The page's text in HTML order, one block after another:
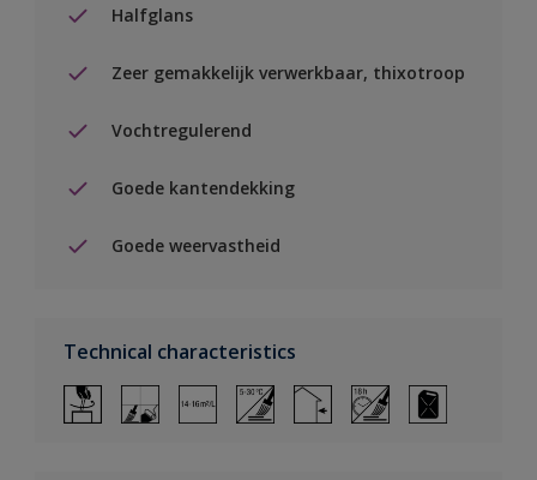
Halfglans
Zeer gemakkelijk verwerkbaar, thixotroop
Vochtregulerend
Goede kantendekking
Goede weervastheid
Technical characteristics